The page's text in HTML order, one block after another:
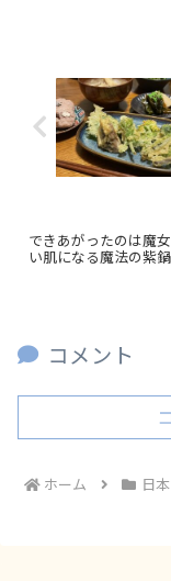
できあがったのは魔
い肌になる魔法の紫鍋
コメント
ホーム 日